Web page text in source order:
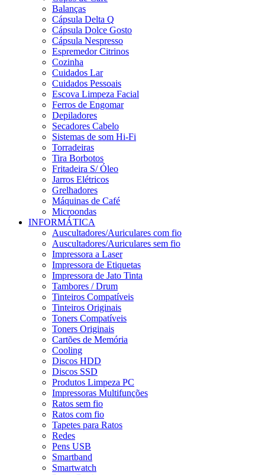
Balanças
Cápsula Delta Q
Cápsula Dolce Gosto
Cápsula Nespresso
Espremedor Citrinos
Cozinha
Cuidados Lar
Cuidados Pessoais
Escova Limpeza Facial
Ferros de Engomar
Depiladores
Secadores Cabelo
Sistemas de som Hi-Fi
Torradeiras
Tira Borbotos
Fritadeira S/ Óleo
Jarros Elétricos
Grelhadores
Máquinas de Café
Microondas
INFORMÁTICA
Auscultadores/Auriculares com fio
Auscultadores/Auriculares sem fio
Impressora a Laser
Impressora de Etiquetas
Impressora de Jato Tinta
Tambores / Drum
Tinteiros Compatíveis
Tinteiros Originais
Toners Compatíveis
Toners Originais
Cartões de Memória
Cooling
Discos HDD
Discos SSD
Produtos Limpeza PC
Impressoras Multifunções
Ratos sem fio
Ratos com fio
Tapetes para Ratos
Redes
Pens USB
Smartband
Smartwatch